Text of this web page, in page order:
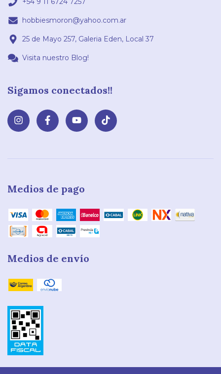
hobbiesmoron@yahoo.com.ar
25 de Mayo 257, Galeria Eden, Local 37
Visita nuestro Blog!
Sigamos conectados!!
Medios de pago
Medios de envío